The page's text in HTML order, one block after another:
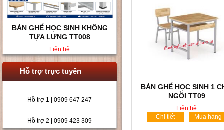
BÀN GHẾ HỌC SINH 2 CHỖ
NGỒI TT02
Liên hệ
Hỗ trợ trực tuyến
Hỗ trợ 1 | 0909 647 247
Hỗ trợ 2 | 0909 423 309
BÀN GHẾ HỌC SINH 1
NGỒI TT09
Liên hệ
Chi tiết
Mua hàng